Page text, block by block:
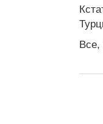
Все,